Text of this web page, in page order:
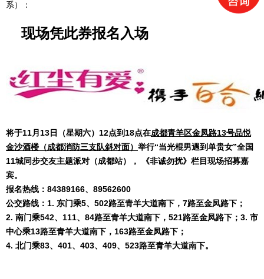
系）：
现场凭此券报名入场
将于11月13日（星期六）12点到18点在成都青羊区金凤路13号品悦
金沙酒楼（成都消防三支队斜对面） 举行“当光棍男遇到单贵女”全国
11城同步交友主题派对（成都站），
《非诚勿扰》栏目现场招募嘉
宾。
报名热线：84389166、89562600
公交路线：1. 东门乘5、502路至青羊大道南下，7路至金凤路下；
2. 南门乘542、111、84路至青羊大道南下，521路至金凤路下；3. 市
中心乘13路至青羊大道南下，163路至金凤路下；
4. 北门乘83、401、403、409、523路至青羊大道南下。